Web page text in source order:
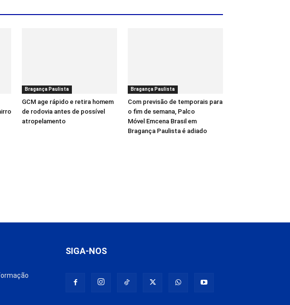
Bragança Paulista
GCM age rápido e retira homem
de rodovia antes de possível
atropelamento
Bragança Paulista
Com previsão de temporais para
o fim de semana, Palco
Móvel Emcena Brasil em
Bragança Paulista é adiado
SIGA-NOS